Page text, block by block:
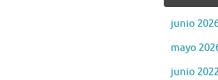
junio
mayo
junio